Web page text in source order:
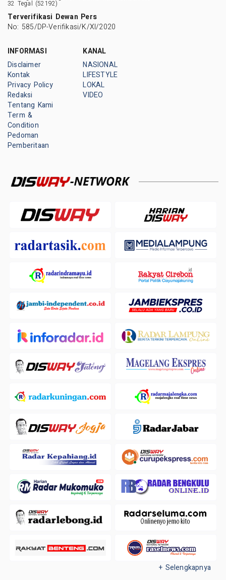
32 Tegal (52192)
Terverifikasi Dewan Pers
No: 585/DP-Verifikasi/K/XI/2020
INFORMASI
Disclaimer
Kontak
Privacy Policy
Redaksi
Tentang Kami
Term &
Condition
Pedoman
Pemberitaan
KANAL
NASIONAL
LIFESTYLE
LOKAL
VIDEO
+ Selengkapnya